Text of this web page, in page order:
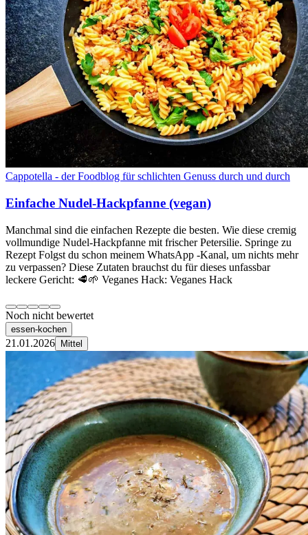
Cappotella - der Foodblog für schlichten Genuss durch und durch
Einfache Nudel-Hackpfanne (vegan)
Manchmal sind die einfachen Rezepte die besten. Wie diese cremig
vollmundige Nudel-Hackpfanne mit frischer Petersilie. Springe zu
Rezept Folgst du schon meinem WhatsApp -Kanal, um nichts mehr
zu verpassen? Diese Zutaten brauchst du für dieses unfassbar
leckere Gericht: 🥩🌱 Veganes Hack: Veganes Hack
Noch nicht bewertet
essen-kochen
21.01.2026 Mittel